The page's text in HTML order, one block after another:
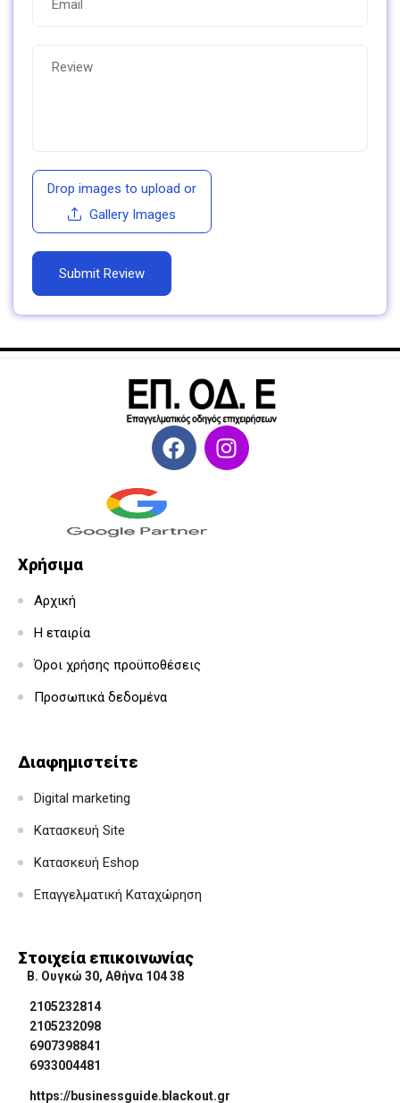
Drop images to upload or
Gallery Images
Χρήσιμα
Αρχική
Η εταιρία
Όροι χρήσης προϋποθέσεις
Προσωπικά δεδομένα
Διαφημιστείτε
Digital marketing
Κατασκευή Site
Κατασκευή Eshop
Επαγγελματική Καταχώρηση
Στοιχεία επικοινωνίας
Β. Ουγκώ 30, Αθήνα 104 38
2105232814
2105232098
6907398841
6933004481
https://businessguide.blackout.gr